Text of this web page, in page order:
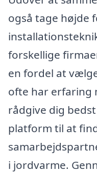
også tage højde
forskellige
en fordel at
ofte har erfaring
rådgive dig
platform til at
i jordvarme.